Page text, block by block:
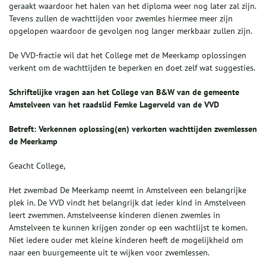
geraakt waardoor het halen van het diploma weer nog later zal zijn.
Tevens zullen de wachttijden voor zwemles hiermee meer zijn
opgelopen waardoor de gevolgen nog langer merkbaar zullen zijn.
De VVD-fractie wil dat het College met de Meerkamp oplossingen
verkent om de wachttijden te beperken en doet zelf wat suggesties.
Schriftelijke vragen aan het College van B&W van de gemeente
Amstelveen van het raadslid Femke Lagerveld van de VVD
Betreft: Verkennen oplossing(en) verkorten wachttijden zwemlessen
de Meerkamp
Geacht College,
Het zwembad De Meerkamp neemt in Amstelveen een belangrijke
plek in. De VVD vindt het belangrijk dat ieder kind in Amstelveen
leert zwemmen. Amstelveense kinderen dienen zwemles in
Amstelveen te kunnen krijgen zonder op een wachtlijst te komen.
Niet iedere ouder met kleine kinderen heeft de mogelijkheid om
naar een buurgemeente uit te wijken voor zwemlessen.